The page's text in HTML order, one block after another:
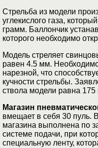
Стрельба из модели
углекислого газа,
грамм. Баллончик
которого необходимо
Модель стреляет
равен 4.5 мм. Необходимо
нарезной, что
кучности стрельбы.
ствола модели равна 175
Магазин
вмещает в себя 30 пуль.
магазина выполнена по
системе подачи, при
специальную ленту,